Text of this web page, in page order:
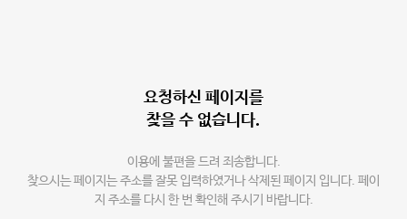
요청하신 페이지를
찾을 수 없습니다.
이용에 불편을 드려 죄송합니다.
찾으시는 페이지는 주소를 잘못 입력하였거나 삭제된 페이지 입니다. 페이
지 주소를 다시 한 번 확인해 주시기 바랍니다.